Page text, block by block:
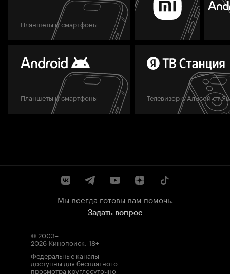
Планшеты и смартфоны
Планшеты и смартфоны Телевизор с Алисой от
Мы всегда готовы вам помочь.
Задать вопрос
© 2003–
2026 Кинопоиск. 18+
Федеральные каналы
доступны для бесплатного
просмотра круглосуточно